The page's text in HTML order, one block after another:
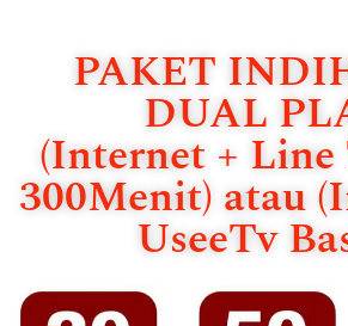
PAKET
DUAL
(Internet + Line
300Menit) atau
UseeTv